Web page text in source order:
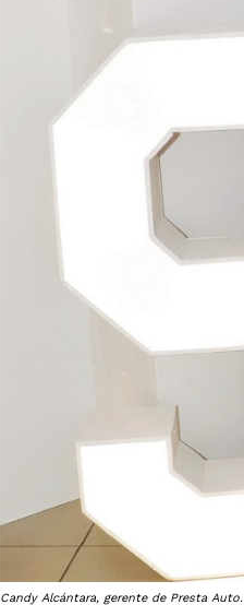
Candy Alcántara, gerente de Presta Auto.